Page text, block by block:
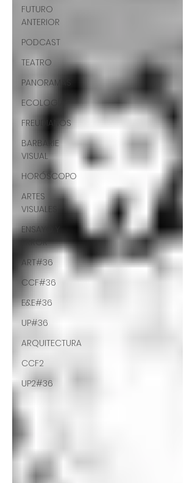
FUTURO
ANTERIOR
PODCAST
TEATRO
PANORAMAS
ECOLOGÍA
FREUDIANOS
BARBARIE
VISUAL
HORÓSCOPO
ARTES
VISUALES
ENSAYO Y
ERROR
ART#36
CCF#36
E&E#36
UP#36
ARQUITECTURA
CCF2
UP2#36